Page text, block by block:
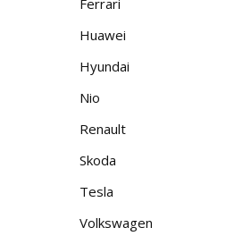
Huawei
Hyundai
Nio
Renault
Skoda
Tesla
Volkswagen